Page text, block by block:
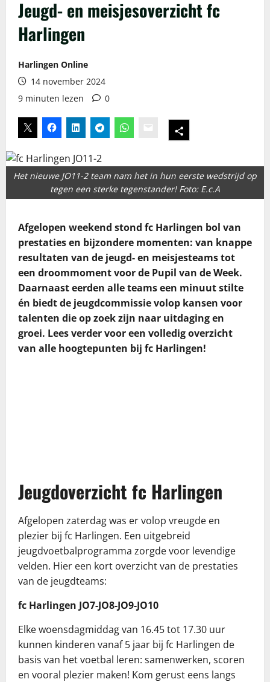
Jeugd- en meisjesoverzicht fc
Harlingen
Harlingen Online
14 november 2024
9 minuten lezen
0
Het nieuwe JO11-2 team nam het in hun eerste wedstrijd op
tegen een sterke tegenstander! Foto: E.c.A
Afgelopen weekend stond fc Harlingen bol van
prestaties en bijzondere momenten: van knappe
resultaten van de jeugd- en meisjesteams tot
een droommoment voor de Pupil van de Week.
Daarnaast eerden alle teams een minuut stilte
én biedt de jeugdcommissie volop kansen voor
talenten die op zoek zijn naar uitdaging en
groei. Lees verder voor een volledig overzicht
van alle hoogtepunten bij fc Harlingen!
Jeugdoverzicht fc Harlingen
Afgelopen zaterdag was er volop vreugde en
plezier bij fc Harlingen. Een uitgebreid
jeugdvoetbalprogramma zorgde voor levendige
velden. Hier een kort overzicht van de prestaties
van de jeugdteams:
fc Harlingen JO7-JO8-JO9-JO10
Elke woensdagmiddag van 16.45 tot 17.30 uur
kunnen kinderen vanaf 5 jaar bij fc Harlingen de
basis van het voetbal leren: samenwerken, scoren
en vooral plezier maken! Kom gerust eens langs